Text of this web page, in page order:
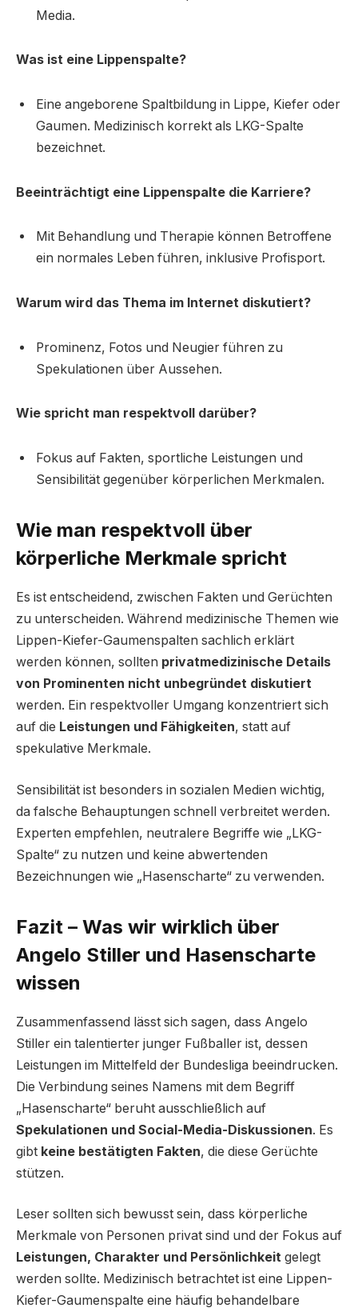
Media.
Was ist eine Lippenspalte?
Eine angeborene Spaltbildung in Lippe, Kiefer oder
Gaumen. Medizinisch korrekt als LKG-Spalte
bezeichnet.
Beeinträchtigt eine Lippenspalte die Karriere?
Mit Behandlung und Therapie können Betroffene
ein normales Leben führen, inklusive Profisport.
Warum wird das Thema im Internet diskutiert?
Prominenz, Fotos und Neugier führen zu
Spekulationen über Aussehen.
Wie spricht man respektvoll darüber?
Fokus auf Fakten, sportliche Leistungen und
Sensibilität gegenüber körperlichen Merkmalen.
Wie man respektvoll über
körperliche Merkmale spricht
Es ist entscheidend, zwischen Fakten und Gerüchten
zu unterscheiden. Während medizinische Themen wie
Lippen-Kiefer-Gaumenspalten sachlich erklärt
werden können, sollten privatmedizinische Details
von Prominenten nicht unbegründet diskutiert
werden. Ein respektvoller Umgang konzentriert sich
auf die Leistungen und Fähigkeiten, statt auf
spekulative Merkmale.
Sensibilität ist besonders in sozialen Medien wichtig,
da falsche Behauptungen schnell verbreitet werden.
Experten empfehlen, neutralere Begriffe wie „LKG-
Spalte“ zu nutzen und keine abwertenden
Bezeichnungen wie „Hasenscharte“ zu verwenden.
Fazit – Was wir wirklich über
Angelo Stiller und Hasenscharte
wissen
Zusammenfassend lässt sich sagen, dass Angelo
Stiller ein talentierter junger Fußballer ist, dessen
Leistungen im Mittelfeld der Bundesliga beeindrucken.
Die Verbindung seines Namens mit dem Begriff
„Hasenscharte“ beruht ausschließlich auf
Spekulationen und Social-Media-Diskussionen. Es
gibt keine bestätigten Fakten, die diese Gerüchte
stützen.
Leser sollten sich bewusst sein, dass körperliche
Merkmale von Personen privat sind und der Fokus auf
Leistungen, Charakter und Persönlichkeit gelegt
werden sollte. Medizinisch betrachtet ist eine Lippen-
Kiefer-Gaumenspalte eine häufig behandelbare